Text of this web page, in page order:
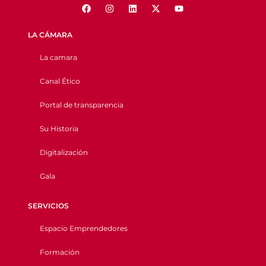
LA CÁMARA
La camara
Canal Ético
Portal de transparencia
Su Historia
Digitalización
Gala
SERVICIOS
Espacio Emprendedores
Formación